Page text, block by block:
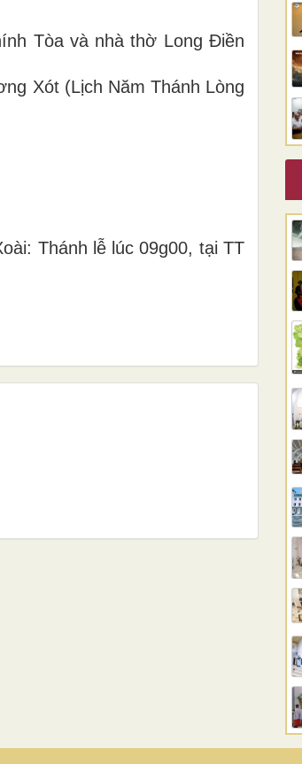
Tòa và nhà thờ Long Điền
Xót (Lịch Năm Thánh Lòng
Thánh lễ lúc 09g00, tại TT